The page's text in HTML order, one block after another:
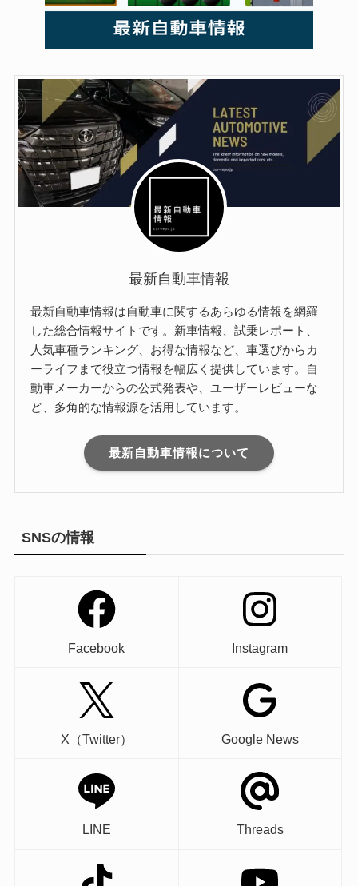
最新自動車情報
最新自動車情報は自動車に関するあらゆる情報を網羅
した総合情報サイトです。新車情報、試乗レポート、
人気車種ランキング、お得な情報など、車選びからカ
ーライフまで役立つ情報を幅広く提供しています。自
動車メーカーからの公式発表や、ユーザーレビューな
ど、多角的な情報源を活用しています。
最新自動車情報について
SNSの情報
Facebook Instagram
X（Twitter） Google News
LINE Threads